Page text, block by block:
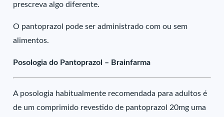
prescreva algo diferente.
O pantoprazol pode ser administrado com ou sem
alimentos.
Posologia do Pantoprazol – Brainfarma
A posologia habitualmente recomendada para adultos é
de um comprimido revestido de pantoprazol 20mg uma